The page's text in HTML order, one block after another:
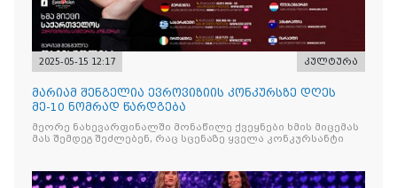
2025-05-15 12:17 კულტურა
მარიამ შენგელია ევროვიზიის კონკურსზე დღეს
მე-10 ნომრად წარდგება
მეორე ნახევარფინალში მონაწილე ქვეყნები ხმის მიცემას
მას შემდეგ შეძლებენ, რაც სცენაზე ყველა კონკურსანტი